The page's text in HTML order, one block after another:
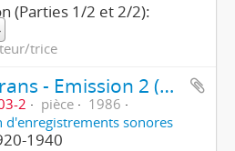
(Parties 1/2 et 2/2):
trice
La Voix des vétérans - Emission 2 (2ème partie/2)
2 pièce
1986
d'enregistrements sonores
1940